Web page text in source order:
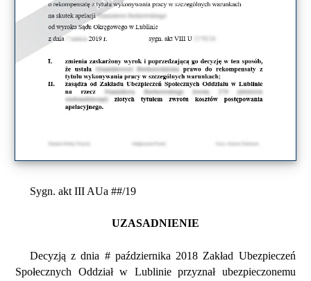
Sygn. akt III AUa ##/19
UZASADNIENIE
Decyzją z dnia # października 2018 Zakład Ubezpieczeń
Społecznych Oddział w Lublinie przyznał ubezpieczonemu